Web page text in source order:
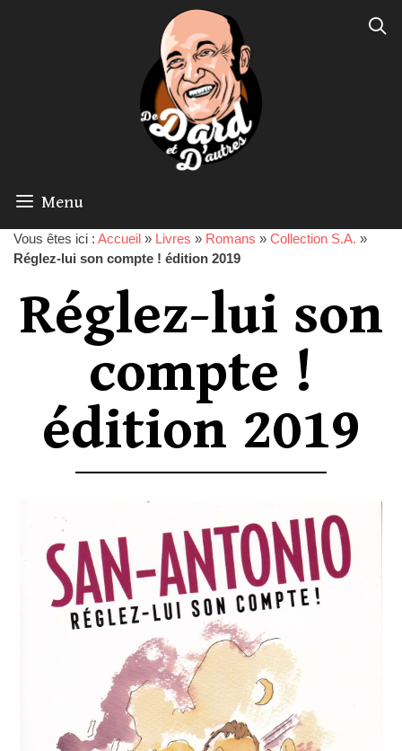
Menu
Vous êtes ici : Accueil » Livres » Romans » Collection S.A. »
Réglez-lui son compte ! édition 2019
Réglez-lui son
compte !
édition 2019